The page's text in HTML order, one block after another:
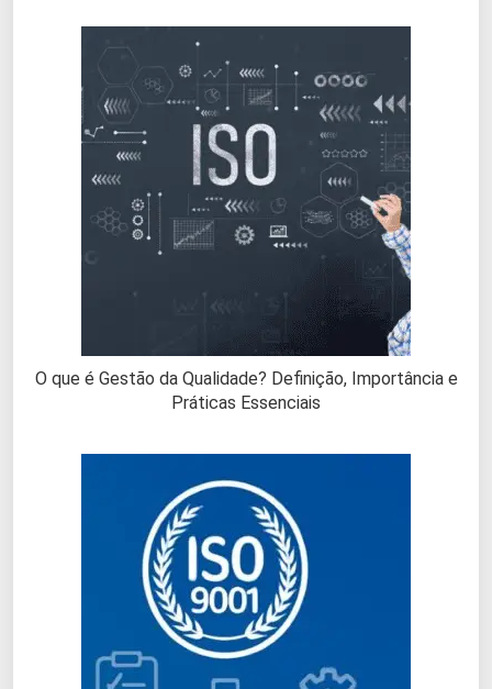
O que é Gestão da Qualidade? Definição, Importância e
Práticas Essenciais